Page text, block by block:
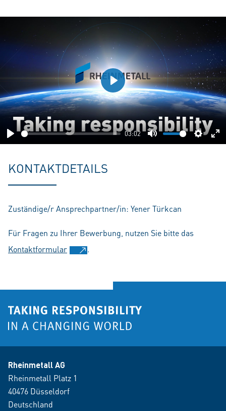
Play
03:02
Mute
Play
KONTAKTDETAILS
Zuständige/r Ansprechpartner/in: Yener Türkcan
Für Fragen zu Ihrer Bewerbung, nutzen Sie bitte das
Kontaktformular
.
Rheinmetall AG
Rheinmetall Platz 1
40476 Düsseldorf
Deutschland